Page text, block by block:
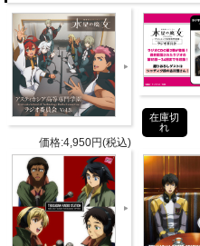
しています！
DISC1にはマクギリス・
石動・カミーチェ役の前
にお迎えした「ギャラル
DISC2には第50回から第
ット版アーカイブデータ
会トークを収録！
配信をお聴きになってい
める内容となっておりま
価格:4,950円(税込)
在庫切
れ